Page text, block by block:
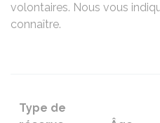
volontaires. Nous vous
connaître.
Type de